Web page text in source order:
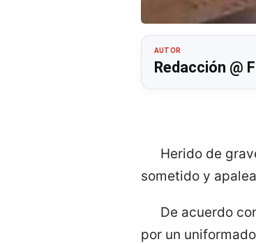
AUTOR
Redacción @
Herido de
sometido y
De acuerdo
por un